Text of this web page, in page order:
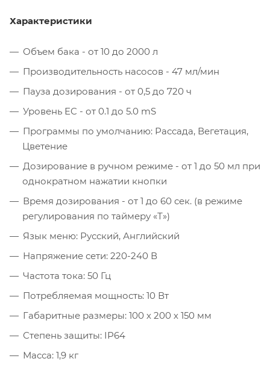
Характеристики
Объем бака - от 10 до 2000 л
Производительность насосов - 47 мл/мин
Пауза дозирования - от 0,5 до 720 ч
Уровень EC - от 0.1 до 5.0 mS
Программы по умолчанию: Рассада, Вегетация,
Цветение
Дозирование в ручном режиме - от 1 до 50 мл при
однократном нажатии кнопки
Время дозирования - от 1 до 60 сек. (в режиме
регулирования по таймеру «Т»)
Язык меню: Русский, Английский
Напряжение сети: 220-240 В
Частота тока: 50 Гц
Потребляемая мощность: 10 Вт
Габаритные размеры: 100 х 200 х 150 мм
Степень защиты: IP64
Масса: 1,9 кг